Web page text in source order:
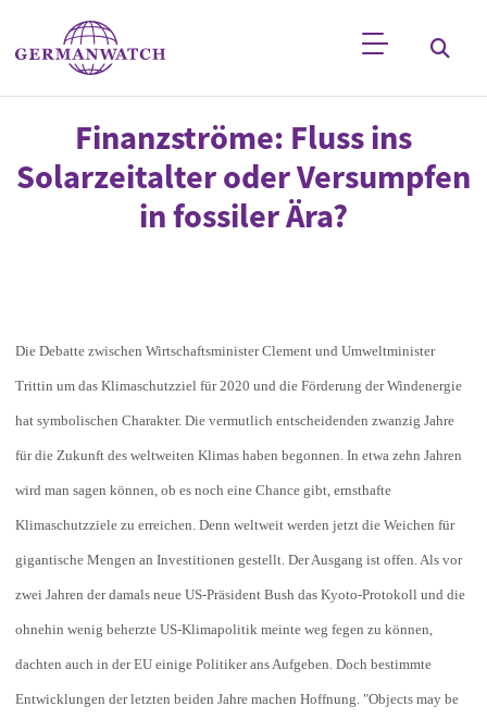
Direkt zum Inhalt
Stichwortsuche
Finanzströme: Fluss ins
Solarzeitalter oder Versumpfen
in fossiler Ära?
Die Debatte zwischen Wirtschaftsminister Clement und Umweltminister
Trittin um das Klimaschutzziel für 2020 und die Förderung der Windenergie
hat symbolischen Charakter. Die vermutlich entscheidenden zwanzig Jahre
für die Zukunft des weltweiten Klimas haben begonnen. In etwa zehn Jahren
wird man sagen können, ob es noch eine Chance gibt, ernsthafte
Klimaschutzziele zu erreichen. Denn weltweit werden jetzt die Weichen für
gigantische Mengen an Investitionen gestellt. Der Ausgang ist offen. Als vor
zwei Jahren der damals neue US-Präsident Bush das Kyoto-Protokoll und die
ohnehin wenig beherzte US-Klimapolitik meinte weg fegen zu können,
dachten auch in der EU einige Politiker ans Aufgeben. Doch bestimmte
Entwicklungen der letzten beiden Jahre machen Hoffnung. "Objects may be